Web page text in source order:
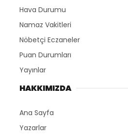
Hava Durumu
Namaz Vakitleri
Nöbetçi Eczaneler
Puan Durumları
Yayınlar
HAKKIMIZDA
Ana Sayfa
Yazarlar